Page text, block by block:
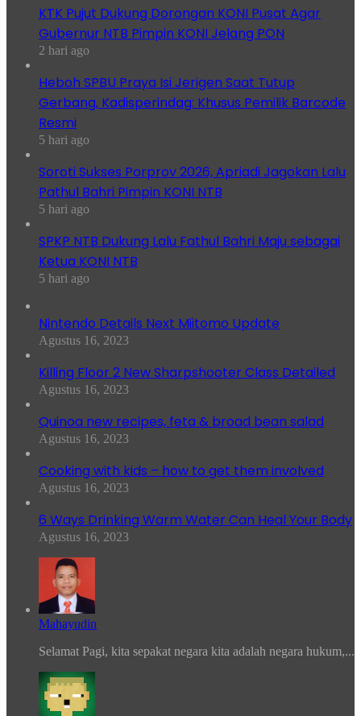
KTK Pujut Dukung Dorongan KONI Pusat Agar
Gubernur NTB Pimpin KONI Jelang PON
2 hari ago
Heboh SPBU Praya Isi Jerigen Saat Tutup
Gerbang, Kadisperindag: Khusus Pemilik Barcode
Resmi
5 hari ago
Soroti Sukses Porprov 2026, Apriadi Jagokan Lalu
Pathul Bahri Pimpin KONI NTB
5 hari ago
SPKP NTB Dukung Lalu Fathul Bahri Maju sebagai
Ketua KONI NTB
5 hari ago
Nintendo Details Next Miitomo Update
Agustus 16, 2023
Killing Floor 2 New Sharpshooter Class Detailed
Agustus 16, 2023
Quinoa new recipes, feta & broad bean salad
Agustus 16, 2023
Cooking with kids – how to get them involved
Agustus 16, 2023
6 Ways Drinking Warm Water Can Heal Your Body
Agustus 16, 2023
Mahayudin
Selamat Pagi, kita sepakat negara kita adalah negara hukum,...